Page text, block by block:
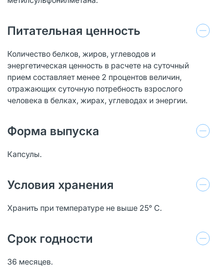
Питательная ценность
Количество белков, жиров, углеводов и
энергетическая ценность в расчете на суточный
прием составляет менее 2 процентов величин,
отражающих суточную потребность взрослого
человека в белках, жирах, углеводах и энергии.
Форма выпуска
Капсулы.
Условия хранения
Хранить при температуре не выше 25° С.
Срок годности
36 месяцев.